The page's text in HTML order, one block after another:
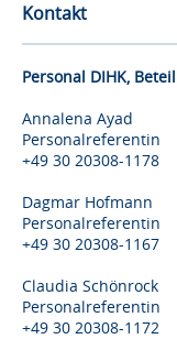
Kontakt
Personal DIHK,
Annalena Ayad
Personalreferentin
+49 30 20308-1178
Dagmar Hofmann
Personalreferentin
+49 30 20308-1167
Claudia Schönrock
Personalreferentin
+49 30 20308-1172